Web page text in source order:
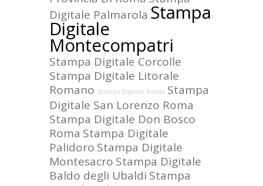
Digitale Palmarola Stampa
Digitale
Montecompatri
Stampa Digitale Corcolle
Stampa Digitale Litorale
Romano Stampa Digitale Roma Stampa
Digitale San Lorenzo Roma
Stampa Digitale Don Bosco
Roma Stampa Digitale
Palidoro Stampa Digitale
Montesacro Stampa Digitale
Baldo degli Ubaldi Stampa